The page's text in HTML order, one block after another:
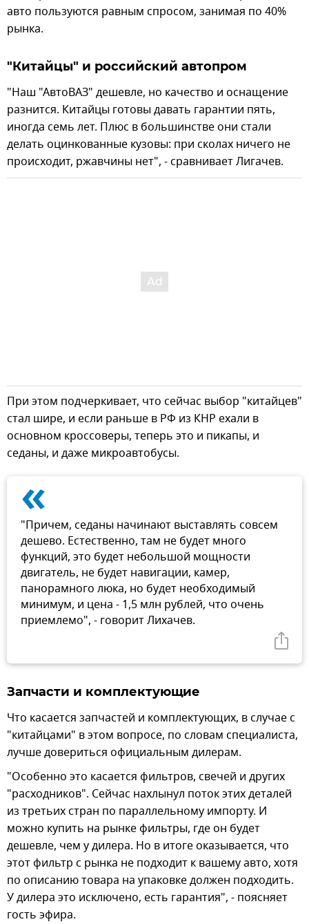
авто пользуются равным спросом, занимая по 40%
рынка.
"Китайцы" и российский автопром
"Наш "АвтоВАЗ" дешевле, но качество и оснащение
разнится. Китайцы готовы давать гарантии пять,
иногда семь лет. Плюс в большинстве они стали
делать оцинкованные кузовы: при сколах ничего не
происходит, ржавчины нет", - сравнивает Лигачев.
При этом подчеркивает, что сейчас выбор "китайцев"
стал шире, и если раньше в РФ из КНР ехали в
основном кроссоверы, теперь это и пикапы, и
седаны, и даже микроавтобусы.
«
"Причем, седаны начинают выставлять совсем
дешево. Естественно, там не будет много
функций, это будет небольшой мощности
двигатель, не будет навигации, камер,
панорамного люка, но будет необходимый
минимум, и цена - 1,5 млн рублей, что очень
приемлемо", - говорит Лихачев.
Запчасти и комплектующие
Что касается запчастей и комплектующих, в случае с
"китайцами" в этом вопросе, по словам специалиста,
лучше довериться официальным дилерам.
"Особенно это касается фильтров, свечей и других
"расходников". Сейчас нахлынул поток этих деталей
из третьих стран по параллельному импорту. И
можно купить на рынке фильтры, где он будет
дешевле, чем у дилера. Но в итоге оказывается, что
этот фильтр с рынка не подходит к вашему авто, хотя
по описанию товара на упаковке должен подходить.
У дилера это исключено, есть гарантия", - поясняет
гость эфира.